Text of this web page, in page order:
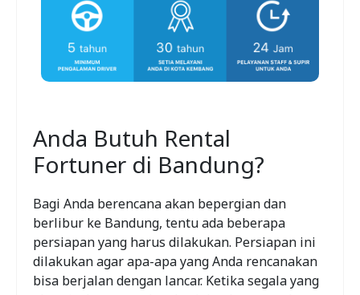
Anda Butuh Rental
Fortuner di Bandung?
Bagi Anda berencana akan bepergian dan
berlibur ke Bandung, tentu ada beberapa
persiapan yang harus dilakukan. Persiapan ini
dilakukan agar apa-apa yang Anda rencanakan
bisa berjalan dengan lancar. Ketika segala yang